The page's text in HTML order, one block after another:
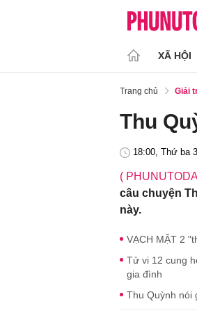
XÃ HỘI
Trang chủ Giải
Thu
18:00, Thứ ba
(
câu chuyện
này.
VẠCH MẶT 2
Tử vi 12 cung
gia đình
Thu Quỳnh nói